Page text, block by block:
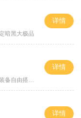
暗黑大极品
详情
自由搭配私
详情
详情